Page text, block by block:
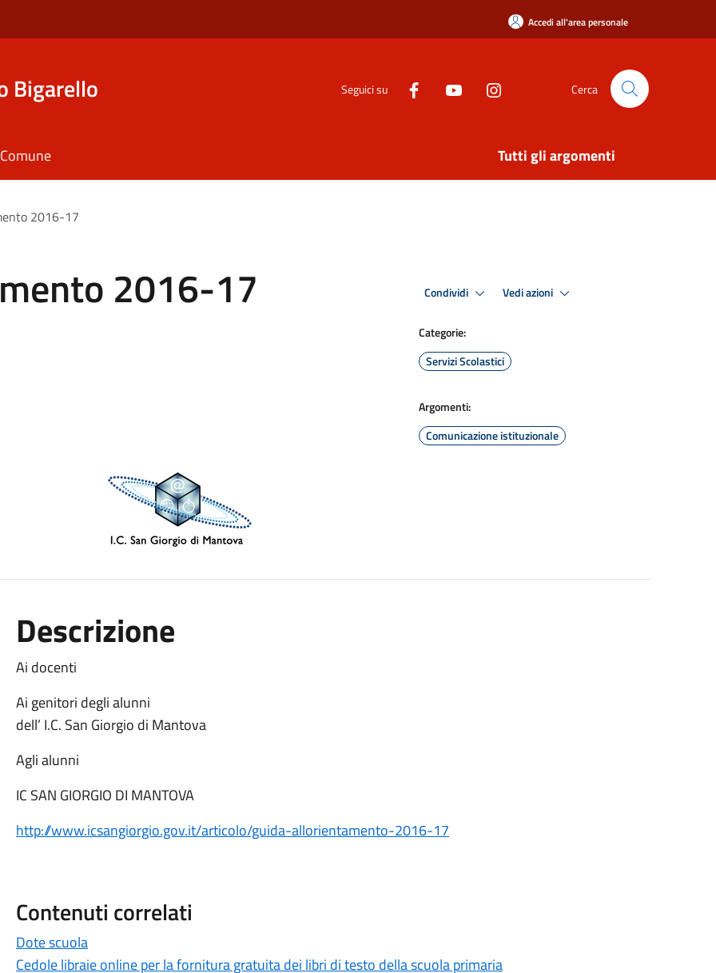
Accedi all'area personale
Bigarello Seguici su Cerca
Tutti gli argomenti
2016-17
2016-17 Condividi Vedi azioni
Categorie:
Servizi Scolastici
Argomenti:
Comunicazione istituzionale
Descrizione
Ai docenti
Ai genitori degli alunni
dell’ I.C. San Giorgio di Mantova
Agli alunni
IC SAN GIORGIO DI MANTOVA
http://www.icsangiorgio.gov.it/articolo/guida-allorientamento-2016-17
Contenuti correlati
Dote scuola
Cedole libraie online per la fornitura gratuita dei libri di testo della scuola primaria